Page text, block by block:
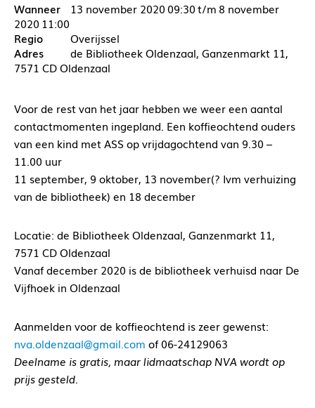
13 november 202009:30
8 november
2020 11:00
Overijssel
de Bibliotheek Oldenzaal, Ganzenmarkt 11,
7571 CD Oldenzaal
Voor de rest van het jaar hebben we weer een aantal
contactmomenten ingepland. Een koffieochtend ouders
van een kind met ASS op vrijdagochtend van 9.30 –
11.00 uur
11 september, 9 oktober, 13 november(? Ivm verhuizing
van de bibliotheek) en 18 december
Locatie: de Bibliotheek Oldenzaal, Ganzenmarkt 11,
7571 CD Oldenzaal
Vanaf december 2020 is de bibliotheek verhuisd naar De
Vijfhoek in Oldenzaal
Aanmelden voor de koffieochtend is zeer gewenst:
nva.oldenzaal@gmail.com of 06-24129063
Deelname is gratis, maar lidmaatschap NVA wordt op
prijs gesteld.